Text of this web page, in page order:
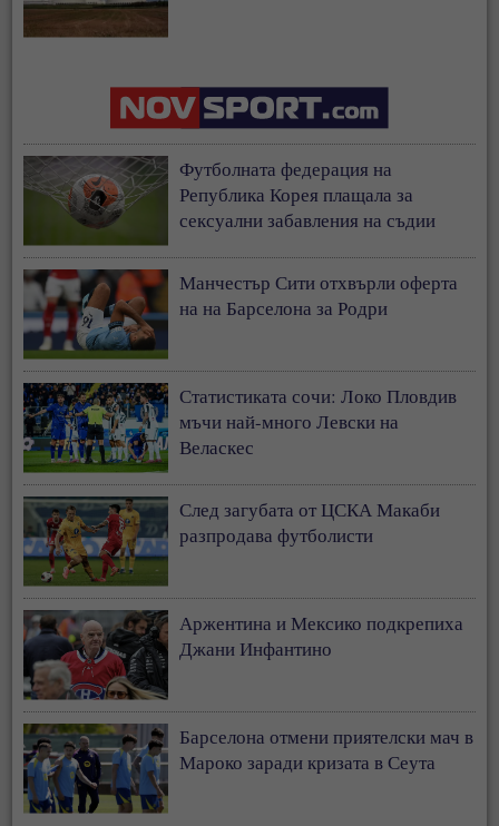
Футболната федерация на
Република Корея плащала за
сексуални забавления на съдии
Манчестър Сити отхвърли оферта
на на Барселона за Родри
Статистиката сочи: Локо Пловдив
мъчи най-много Левски на
Веласкес
След загубата от ЦСКА Макаби
разпродава футболисти
Аржентина и Мексико подкрепиха
Джани Инфантино
Барселона отмени приятелски мач в
Мароко заради кризата в Сеута